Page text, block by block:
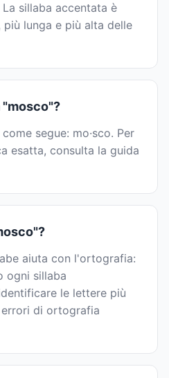
sillaba accentata è
lunga e più alta delle
segue: mo·sco. Per
esatta, consulta la guida
aiuta con l'ortografia:
ogni sillaba
le lettere più
di ortografia